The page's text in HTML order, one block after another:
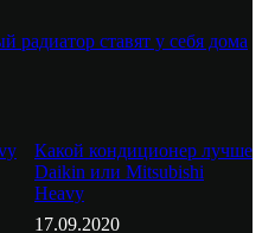
радиатор ставят у себя дома
Какой кондиционер лучше
Daikin или Mitsubishi
Heavy
17.09.2020